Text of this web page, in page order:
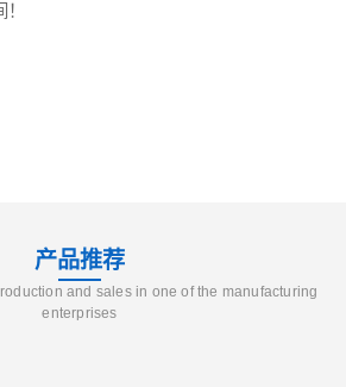
产品推荐
and sales in one of the manufacturing
enterprises